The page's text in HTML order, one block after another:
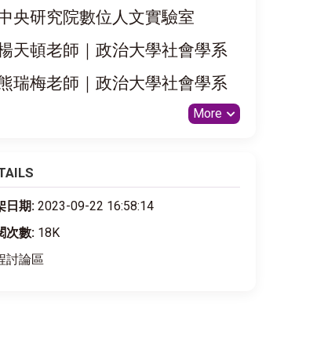
央研究院數位人文實驗室
天頓老師｜政治大學社會學系
瑞梅老師｜政治大學社會學系
More
日期: 2023-09-22 16:58:14
次數: 18K
討論區